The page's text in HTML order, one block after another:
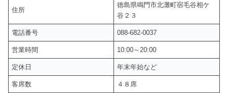
住所
徳島県鳴門市北灘町宿毛谷相ケ
谷２３
電話番号 088-682-0037
営業時間 10:00～20:00
定休日 年末年始など
客席数 ４８席